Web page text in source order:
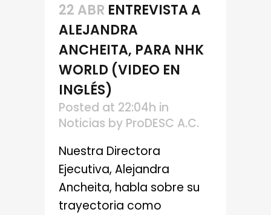
22 ABR ENTREVISTA A
ALEJANDRA
ANCHEITA, PARA NHK
WORLD (VIDEO EN
INGLÉS)
Posted at 22:04h in
Noticias by ProDESC A.C.
Nuestra Directora
Ejecutiva, Alejandra
Ancheita, habla sobre su
trayectoria como